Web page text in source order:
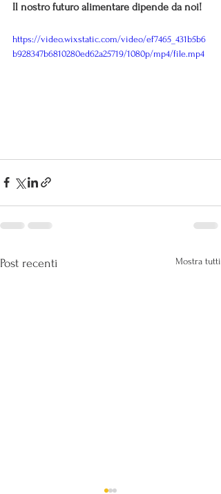
Il nostro futuro alimentare dipende da noi!
https://video.wixstatic.com/video/ef7465_431b5b6
b928347b6810280ed62a25719/1080p/mp4/file.mp4
Post recenti Mostra tutti